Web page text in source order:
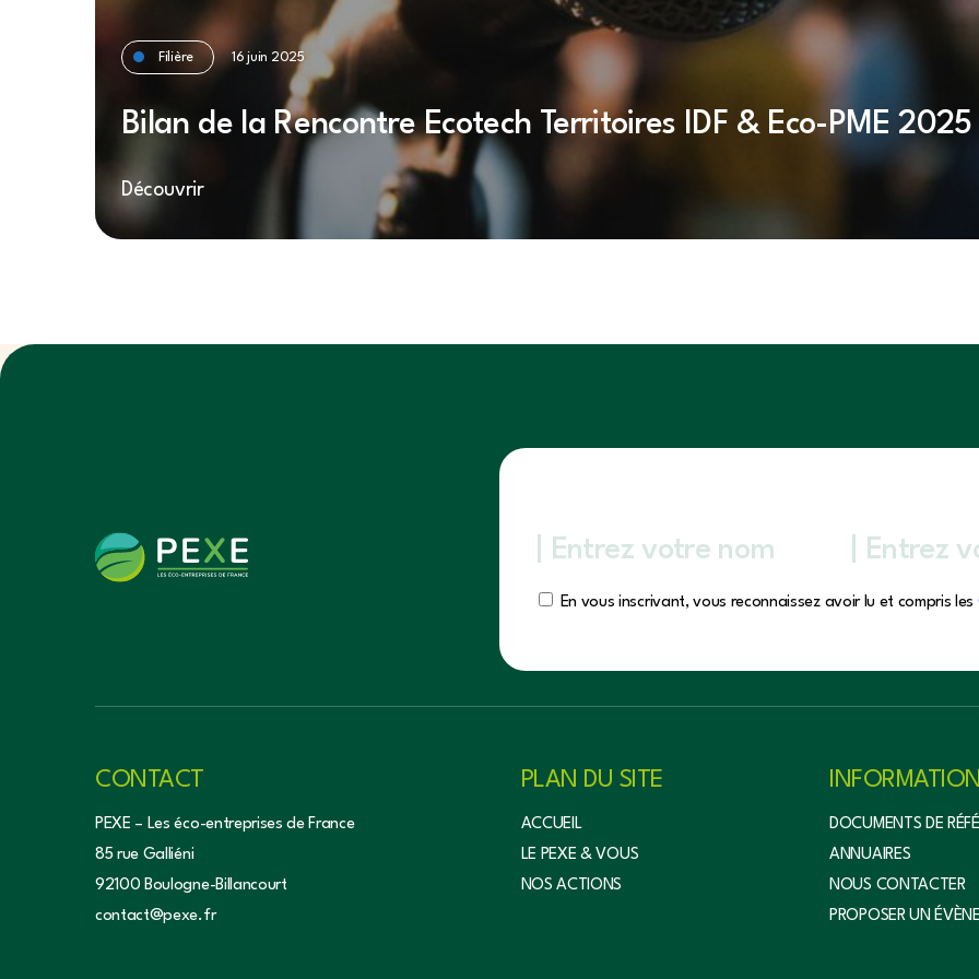
Filière 16 juin 2025
Bilan de la Rencontre Ecotech Territoires IDF & Éco-PME 2025
Découvrir
En vous inscrivant, vous reconnaissez avoir lu et compris les
CONTACT
PEXE – Les éco-entreprises de France
85 rue Galliéni
92100 Boulogne-Billancourt
contact@pexe.fr
PLAN DU SITE
ACCUEIL
LE PEXE & VOUS
NOS ACTIONS
DOCUMENTS DE
ANNUAIRES
NOUS CONTACTER
PROPOSER UN